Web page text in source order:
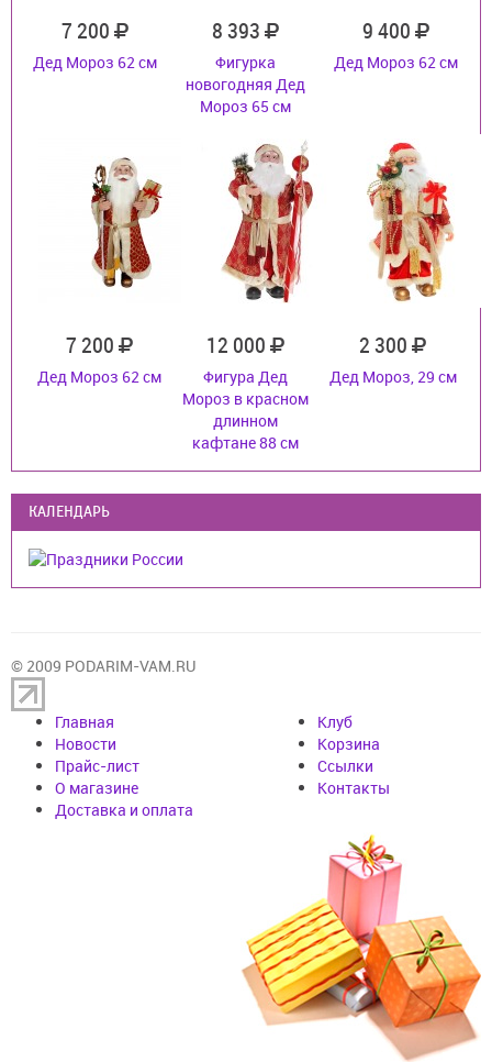
7 200
Дед Мороз 62 см
8 393
Фигурка
новогодняя Дед
Мороз 65 см
9 400
Дед Мороз 62 см
7 200
Дед Мороз 62 см
12 000
Фигура Дед
Мороз в красном
длинном
кафтане 88 см
2 300
Дед Мороз, 29 см
КАЛЕНДАРЬ
© 2009 PODARIM-VAM.RU
Главная
Новости
Прайс-лист
О магазине
Доставка и оплата
Клуб
Корзина
Cсылки
Контакты